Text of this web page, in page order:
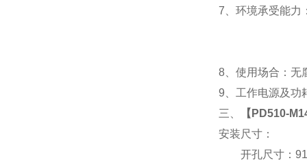
7
环境承受
8 、使用场合：
9 、工作电源及功
三、
【 PD510-
安装尺寸：
开孔尺寸：